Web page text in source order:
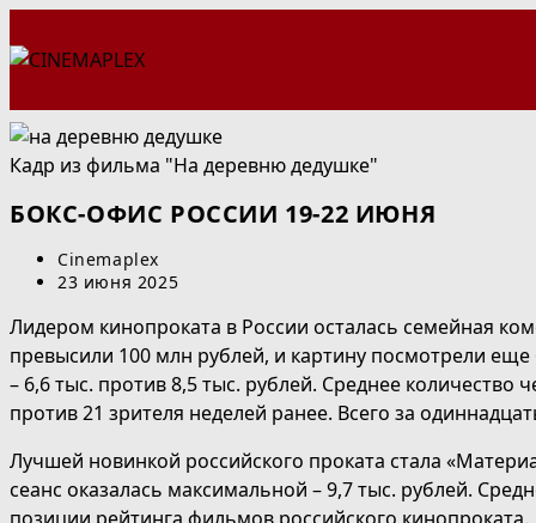
к
Кадр из фильма "На деревню дедушке"
БОКС-ОФИС РОССИИ 19-22 ИЮНЯ
Автор
записи:
Cinemaplex
Запись
23 июня 2025
Лидером кинопроката в России осталась семейная
превысили 100 млн рублей, и картину посмотрели
– 6,6 тыс. против 8,5 тыс. рублей. Среднее
против 21 зрителя неделей ранее. Всего за
Лучшей новинкой российского проката стала
сеанс оказалась максимальной – 9,7 тыс. рублей.